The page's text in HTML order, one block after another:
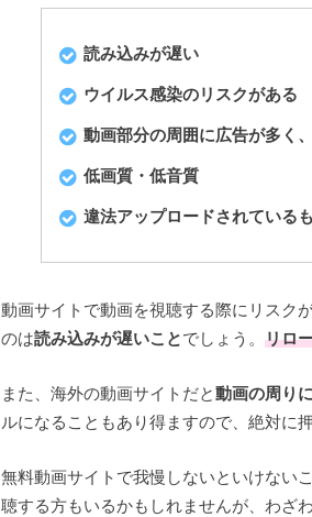
読み込みが遅い
ウイルス感染のリスクがある
動画部分の周囲に広告が多く
低画質・低音質
違法アップロードされている
動画サイトで動画を視聴する際にリスク
のは読み込みが遅いことでしょう。 リロ
また、海外の動画サイトだと動画の周り
ルになることもあり得ますので、絶対に
無料動画サイトで我慢しないといけない
聴する方もいるかもしれませんが、わざ